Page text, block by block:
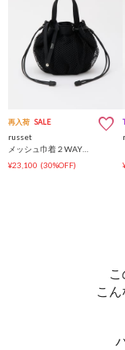
再入荷 SALE
russet
¥23,100 (30%OFF)
こ